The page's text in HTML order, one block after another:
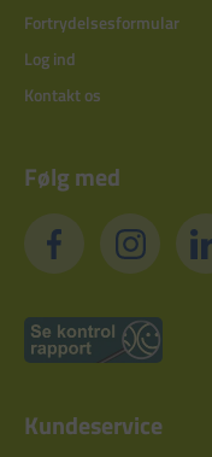
Fortrydelsesformular
Log ind
Kontakt os
Følg med
Kundeservice